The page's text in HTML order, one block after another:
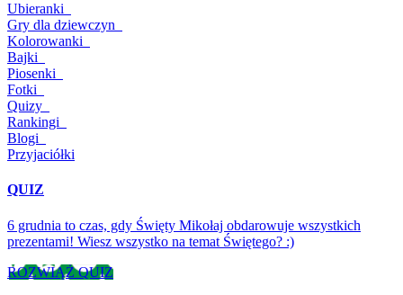
Ubieranki
Gry dla dziewczyn
Kolorowanki
Bajki
Piosenki
Fotki
Quizy
Rankingi
Blogi
Przyjaciółki
QUIZ
6 grudnia to czas, gdy Święty Mikołaj obdarowuje wszystkich
prezentami! Wiesz wszystko na temat Świętego? :)
ROZWIĄŻ QUIZ